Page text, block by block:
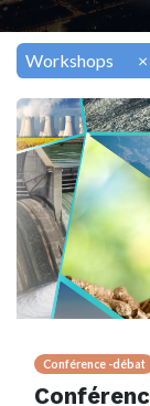
Workshops ×
Conférence -débat